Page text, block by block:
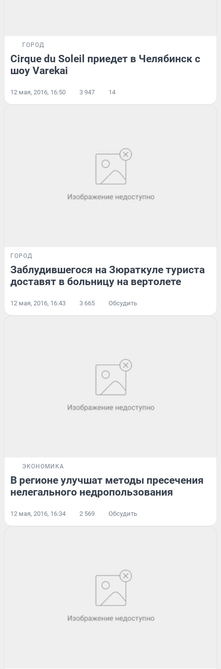
ГОРОД
Cirque du Soleil приедет в Челябинск с
шоу Varekai
12 мая, 2016, 16:50 3 947 14
ГОРОД
Заблудившегося на Зюраткуле туриста
доставят в больницу на вертолете
12 мая, 2016, 16:43 3 665 Обсудить
ЭКОНОМИКА
В регионе улучшат методы пресечения
нелегального недропользования
12 мая, 2016, 16:34 2 569 Обсудить